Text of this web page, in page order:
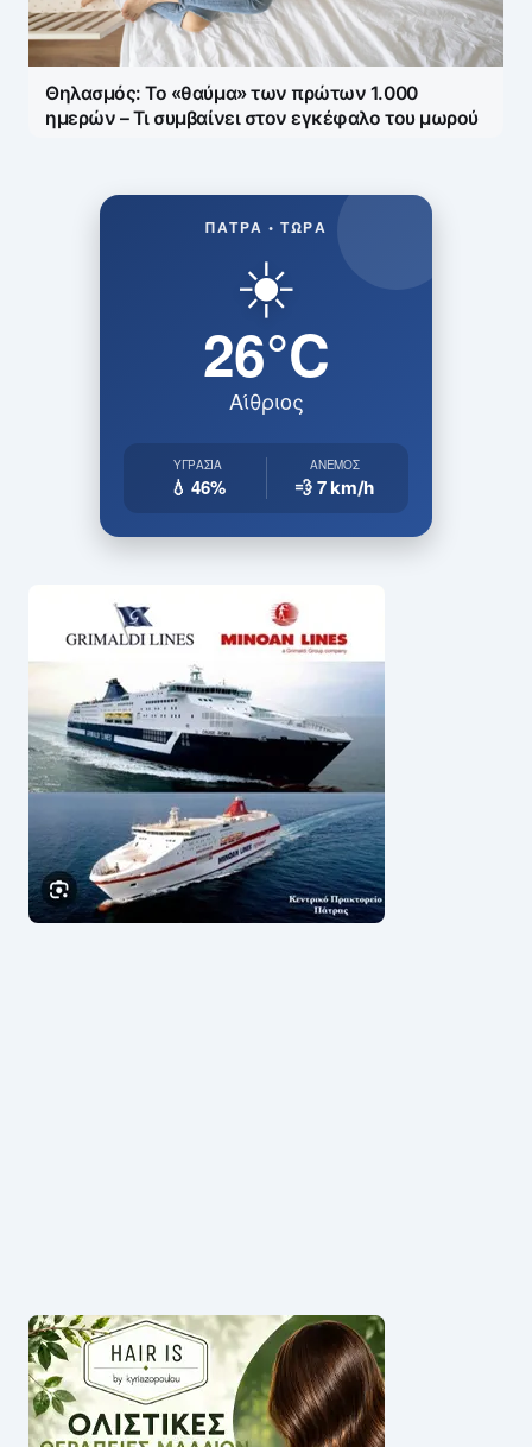
Θηλασμός: Το «θαύμα» των πρώτων 1.000
ημερών – Τι συμβαίνει στον εγκέφαλο του μωρού
ΠΆΤΡΑ • ΤΏΡΑ
☀️
26°C
Αίθριος
ΥΓΡΑΣΊΑ
💧 46%
ΆΝΕΜΟΣ
💨 7km/h